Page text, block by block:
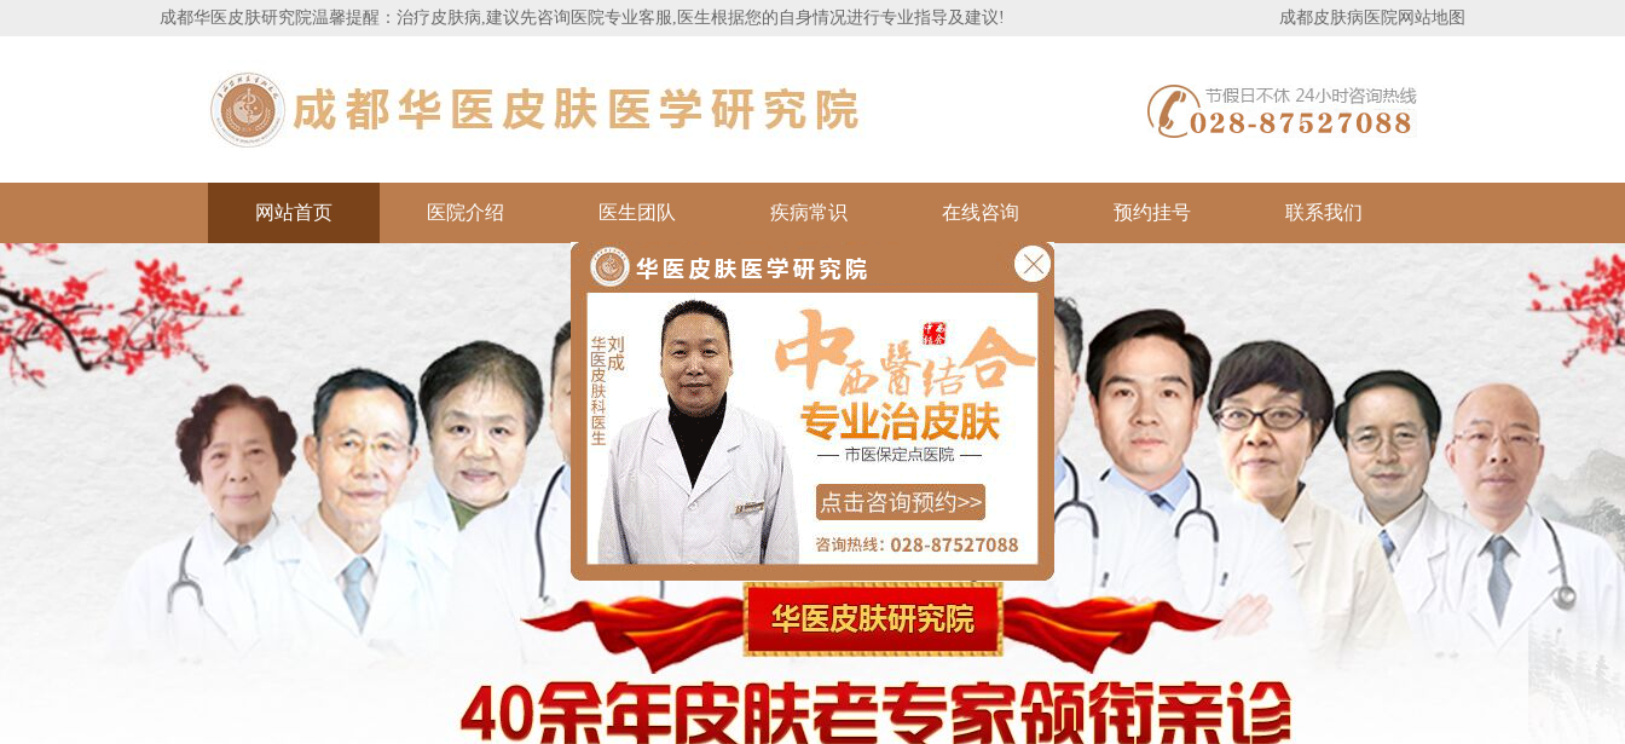
成都华医皮肤研究院温馨提醒：治疗皮肤病,建议先咨询医院专业客服,医生根据您的自身情况进行专业指导及建议! 成都皮肤病医院网站地图
网站首页 医院介绍 医生团队 疾病常识 在线咨询 预约挂号 联系我们